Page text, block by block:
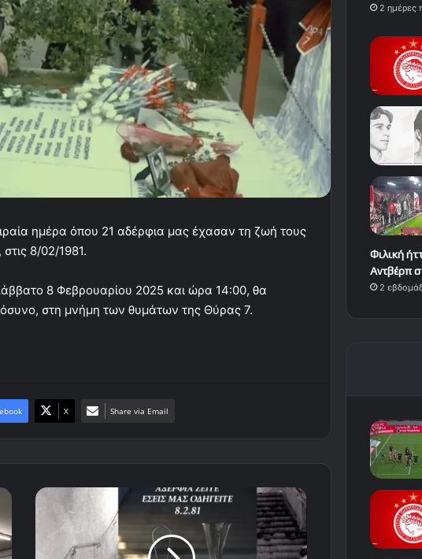
ημέρα όπου 21 αδέρφια μας έχασαν τη ζωή τους
8/02/1981.
8 Φεβρουαρίου 2025 και ώρα 14:00, θα
στη μνήμη των θυμάτων της Θύρας 7.
X Share via Email
Το
συγκινητικό
βίντεο
2 ημέρες
Φιλική
Αντβέρπ
2